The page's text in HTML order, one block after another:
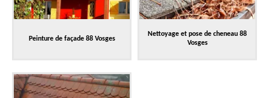
Peinture de façade 88 Vosges
Nettoyage et pose de cheneau 88
Vosges